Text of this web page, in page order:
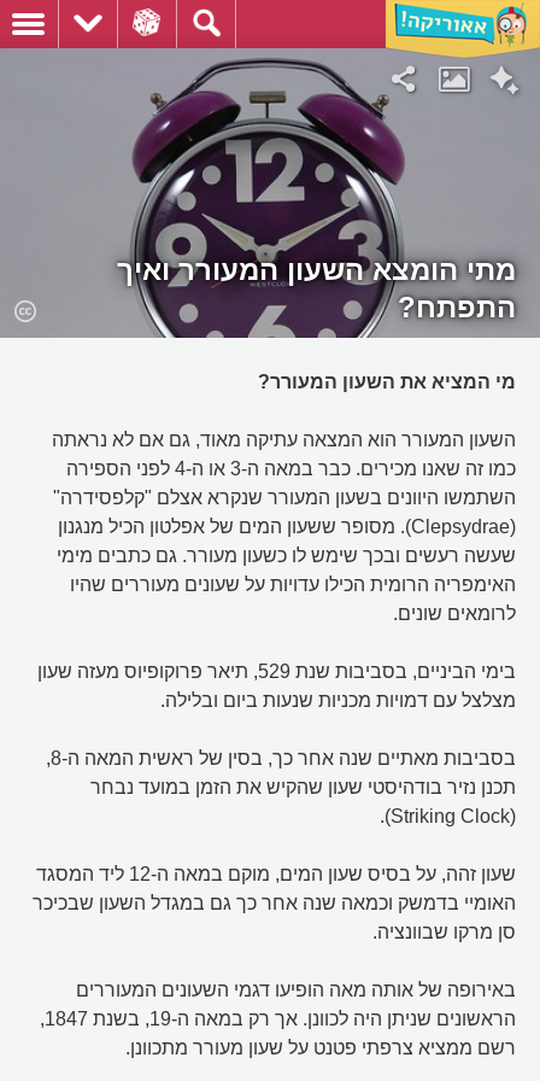
מתי הומצא השעון המעורר ואיך
התפתח?
מי המציא את השעון המעורר?
השעון המעורר הוא המצאה עתיקה מאוד, גם אם לא נראתה
כמו זה שאנו מכירים. כבר במאה ה-3 או ה-4 לפני הספירה
השתמשו היוונים בשעון המעורר שנקרא אצלם "קלפסידרה"
(Clepsydrae). מסופר ששעון המים של אפלטון הכיל מנגנון
שעשה רעשים ובכך שימש לו כשעון מעורר. גם כתבים מימי
האימפריה הרומית הכילו עדויות על שעונים מעוררים שהיו
לרומאים שונים.
בימי הביניים, בסביבות שנת 529, תיאר פרוקופיוס מעזה שעון
מצלצל עם דמויות מכניות שנעות ביום ובלילה.
בסביבות מאתיים שנה אחר כך, בסין של ראשית המאה ה-8,
תכנן נזיר בודהיסטי שעון שהקיש את הזמן במועד נבחר
(Striking Clock).
שעון זהה, על בסיס שעון המים, מוקם במאה ה-12 ליד המסגד
האומיי בדמשק וכמאה שנה אחר כך גם במגדל השעון שבכיכר
סן מרקו שבוונציה.
באירופה של אותה מאה הופיעו דגמי השעונים המעוררים
הראשונים שניתן היה לכוונן. אך רק במאה ה-19, בשנת 1847,
רשם ממציא צרפתי פטנט על שעון מעורר מתכוונן.